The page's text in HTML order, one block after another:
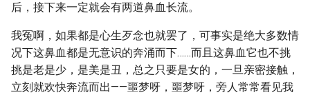
后，接下来一定就会有两道鼻血长流。
我冤啊，如果都是心生歹念也就罢了，可事实是绝大多数情
况下这鼻血都是无意识的奔涌而下……而且这鼻血它也不挑
挑是老是少，是美是丑，总之只要是女的，一旦亲密接触，
立刻就欢快奔流而出——噩梦呀，噩梦呀，旁人常常看见我